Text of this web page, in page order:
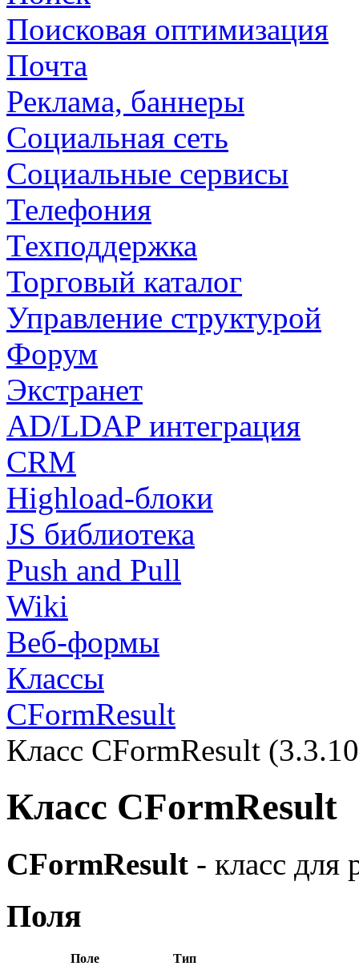
Поисковая оптимизация
Почта
Реклама, баннеры
Социальная сеть
Социальные сервисы
Телефония
Техподдержка
Торговый каталог
Управление структурой
Форум
Экстранет
AD/LDAP интеграция
CRM
Highload-блоки
JS библиотека
Push and Pull
Wiki
Веб-формы
Классы
CFormResult
Класс CFormResult
Класс CFormResult
CFormResult - класс для
Поля
Поле
Тип